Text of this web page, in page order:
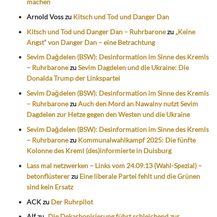
machen
Arnold Vosszu Kitsch und Tod und Danger Dan
Kitsch und Tod und Danger Dan – Ruhrbaronezu „Keine
Angst“ von Danger Dan – eine Betrachtung
Sevim Dağdelen (BSW): Desinformation im Sinne des Kremls
– RuhrbaronezuSevim Dagdelen und die Ukraine: Die
Donalda Trump der Linkspartei
Sevim Dağdelen (BSW): Desinformation im Sinne des Kremls
– RuhrbaronezuAuch den Mord an Nawalny nutzt Sevim
Dagdelen zur Hetze gegen den Westen und die Ukraine
Sevim Dağdelen (BSW): Desinformation im Sinne des Kremls
– Ruhrbaronezu Kommunalwahlkampf 2025: Die fünfte
Kolonne des Kreml (des)informierte in Duisburg
Lass mal netzwerken – Links vom 24.09.13 (Wahl-Spezial) –
betonflüstererzu Eine liberale Partei fehlt und die Grünen
sind kein Ersatz
ACKzu Der Ruhrpilot